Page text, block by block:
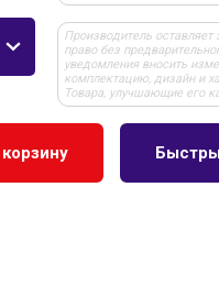
Производитель оставляет
право без
уведомления вносить
комплектацию, дизайн и
Товара, улучшающие его